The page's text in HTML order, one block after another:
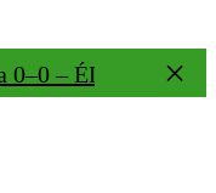
– ÉLŐ!